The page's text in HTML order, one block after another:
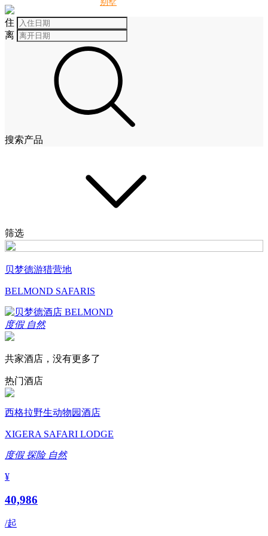
住
离
搜索产品
筛选
贝梦德游猎营地
BELMOND SAFARIS
度假 自然
共家酒店，没有更多了
热门酒店
西格拉野生动物园酒店
XIGERA SAFARI LODGE
度假 探险 自然
¥
40,986
/起